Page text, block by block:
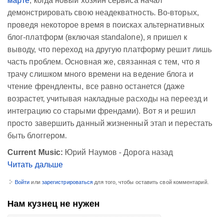
демонстрировать свою неадекватность. Во-вторых,
проведя некоторое время в поисках альтернативных
блог-платформ (включая standalone), я пришел к
выводу, что переход на другую платформу решит лишь
часть проблем. Основная же, связанная с тем, что я
трачу слишком много времени на ведение блога и
чтение френдленты, все равно останется (даже
возрастет, учитывая накладные расходы на переезд и
интеграцию со старыми френдами). Вот я и решил
просто завершить данный жизненный этап и перестать
быть блоггером.
Current Music: Юрий Наумов - Дорога назад
Читать дальше
Войти или зарегистрироваться для того, чтобы оставить свой комментарий.
Нам кузнец не нужен